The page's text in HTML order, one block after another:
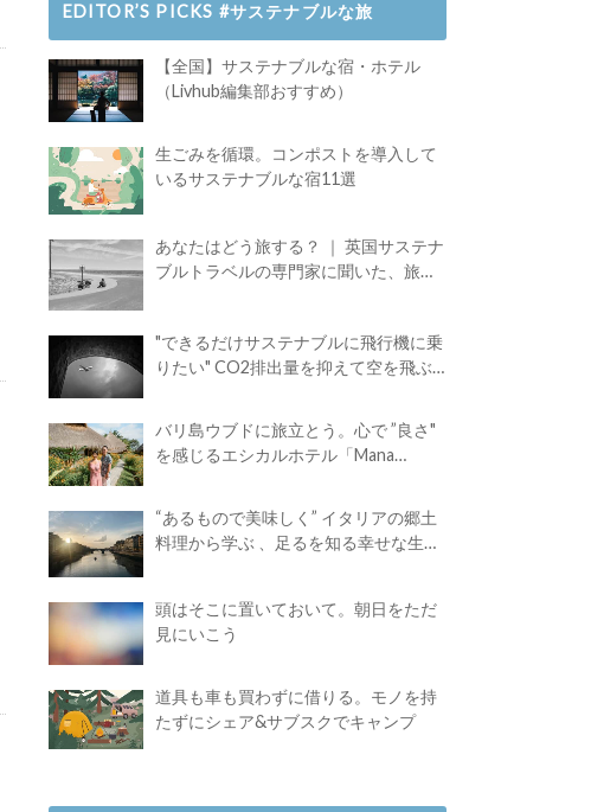
EDITOR’S PICKS #サステナブルな旅
【全国】サステナブルな宿・ホテル
（Livhub編集部おすすめ）
生ごみを循環。コンポストを導入して
いるサステナブルな宿11選
あなたはどう旅する？ ｜ 英国サステナ
ブルトラベルの専門家に聞いた、旅の
"できるだけサステナブルに飛行機に乗
りたい" CO2排出量を抑えて空を飛ぶ
バリ島ウブドに旅立とう。心で ”良さ"
を感じるエシカルホテル「Mana
“あるもので美味しく” イタリアの郷土
料理から学ぶ 、足るを知る幸せな生き
頭はそこに置いておいて。朝日をただ
見にいこう
道具も車も買わずに借りる。モノを持
たずにシェア&サブスクでキャンプ